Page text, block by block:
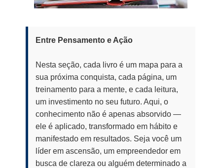
Entre Pensamento e Ação
Nesta seção, cada livro é um mapa para a
sua próxima conquista, cada página, um
treinamento para a mente, e cada leitura,
um investimento no seu futuro. Aqui, o
conhecimento não é apenas absorvido —
ele é aplicado, transformado em hábito e
manifestado em resultados. Seja você um
líder em ascensão, um empreendedor em
busca de clareza ou alguém determinado a